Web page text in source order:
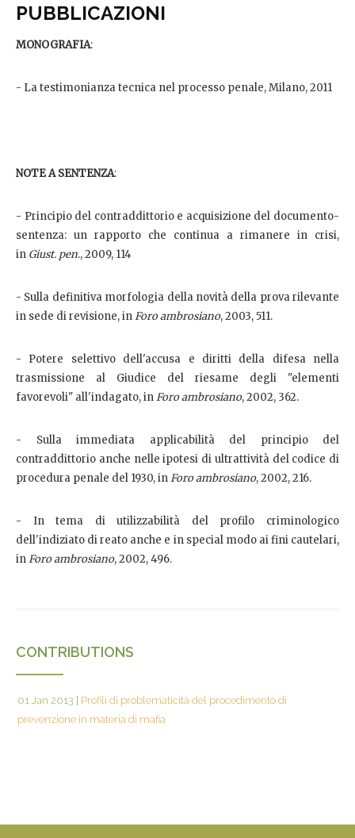
PUBBLICAZIONI
MONOGRAFIA:
- La testimonianza tecnica nel processo penale, Milano, 2011
NOTE A SENTENZA:
- Principio del contraddittorio e acquisizione del documento-
sentenza: un rapporto che continua a rimanere in crisi,
in Giust. pen., 2009, 114
- Sulla definitiva morfologia della novità della prova rilevante
in sede di revisione, inForo ambrosiano, 2003, 511.
- Potere selettivo dell'accusa e diritti della difesa nella
trasmissione al Giudice del riesame degli "elementi
favorevoli" all'indagato, inForo ambrosiano, 2002, 362.
- Sulla immediata applicabilità del principio del
contraddittorio anche nelle ipotesi di ultrattività del codice di
procedura penale del 1930, inForo ambrosiano, 2002, 216.
- In tema di utilizzabilità del profilo criminologico
dell'indiziato di reato anche e in special modo ai fini cautelari,
inForo ambrosiano, 2002, 496.
CONTRIBUTIONS
01 Jan 2013
Profili di problematicità del procedimento di
prevenzione in materia di mafia